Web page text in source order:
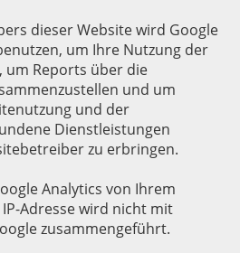
dieser Website wird Google
um Ihre Nutzung der
um Reports über die
und um
und der
Dienstleistungen
zu erbringen.
Analytics von Ihrem
Adresse wird nicht mit
zusammengeführt.